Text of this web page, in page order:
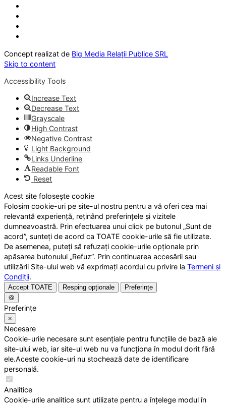
Concept realizat de Big Media Relații Publice SRL
Skip to content
Accessibility Tools
Increase Text
Decrease Text
Grayscale
High Contrast
Negative Contrast
Light Background
Links Underline
Readable Font
Reset
Acest site folosește cookie
Folosim cookie-uri pe site-ul nostru pentru a vă oferi cea mai
relevantă experiență, reținând preferințele și vizitele
dumneavoastră. Prin efectuarea unui click pe butonul „Sunt de
acord”, sunteți de acord ca TOATE cookie-urile să fie utilizate.
De asemenea, puteți să refuzați cookie-urile opționale prin
apăsarea butonului „Refuz”. Prin continuarea accesării sau
utilizării Site-ului web vă exprimați acordul cu privire la Termeni și
Condiții.
Accept TOATE Resping opționale
Preferințe
🍪
Preferințe
×
Necesare
Cookie-urile necesare sunt esențiale pentru funcțiile de bază ale
site-ului web, iar site-ul web nu va funcționa în modul dorit fără
ele.Aceste cookie-uri nu stochează date de identificare
personală.
Analitice
Cookie-urile analitice sunt utilizate pentru a înțelege modul în